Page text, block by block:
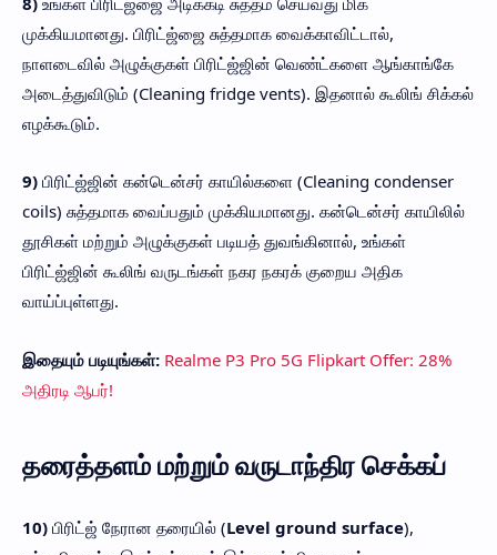
முக்கியமானது. பிரிட்ஜ்ஜை சுத்தமாக வைக்காவிட்டால்,
நாளடைவில் அழுக்குகள் பிரிட்ஜ்ஜின் வெண்ட்களை ஆங்காங்கே
அடைத்துவிடும் (Cleaning fridge vents). இதனால் கூலிங் சிக்கல்
எழக்கூடும்.
9) பிரிட்ஜ்ஜின் கன்டென்சர் காயில்களை (Cleaning condenser
coils) சுத்தமாக வைப்பதும் முக்கியமானது. கன்டென்சர் காயிலில்
தூசிகள் மற்றும் அழுக்குகள் படியத் துவங்கினால், உங்கள்
பிரிட்ஜ்ஜின் கூலிங் வருடங்கள் நகர நகரக் குறைய அதிக
வாய்ப்புள்ளது.
இதையும் படியுங்கள்: Realme P3 Pro 5G Flipkart Offer: 28%
அதிரடி ஆபர்!
தரைத்தளம் மற்றும் வருடாந்திர செக்கப்
10) பிரிட்ஜ் நேரான தரையில் (Level ground surface),